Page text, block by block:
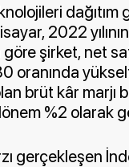
dağıtım
2022
göre şirket, net
oranında
brüt kâr
%2 olarak
gerçekleşen